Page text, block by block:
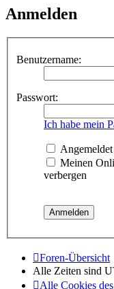
Anmelden
Benutzername:
Passwort:
Ich habe mein
Meinen
verbergen
Foren-Übersicht
Alle Zeiten sind
Alle Cookies